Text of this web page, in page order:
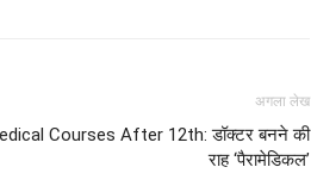
अगला लेख
Courses After 12th: डॉक्टर बनने की
राह ‘पैरामेडिकल’